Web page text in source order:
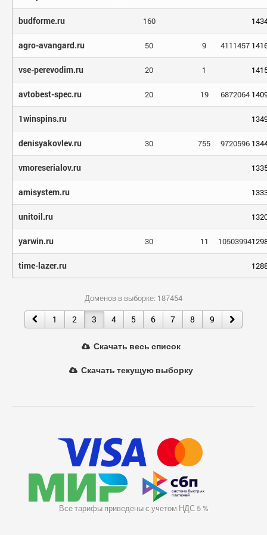
budforme.ru 160
agro-avangard.ru 50 9 4111457
vse-perevodim.ru 20 1
avtobest-spec.ru 20 19 6872064
1winspins.ru
denisyakovlev.ru 30 755 9720596
vmoreserialov.ru
amisystem.ru
unitoil.ru
yarwin.ru 30 11 10503994
time-lazer.ru
Доменов в выборке: 187454
1 2 3 4 5 6 7 8 9
Скачать весь список
Скачать текущую выборку
Все тарифы приведены с учетом НДС 5 %